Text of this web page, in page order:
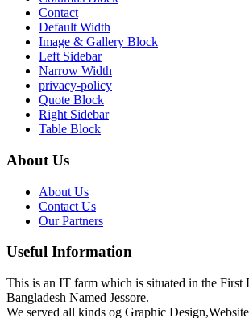
Contact
Default Width
Image & Gallery Block
Left Sidebar
Narrow Width
privacy-policy
Quote Block
Right Sidebar
Table Block
About Us
About Us
Contact Us
Our Partners
Useful Information
This is an IT farm which is situated in the
Bangladesh Named Jessore.
We served all kinds og Graphic